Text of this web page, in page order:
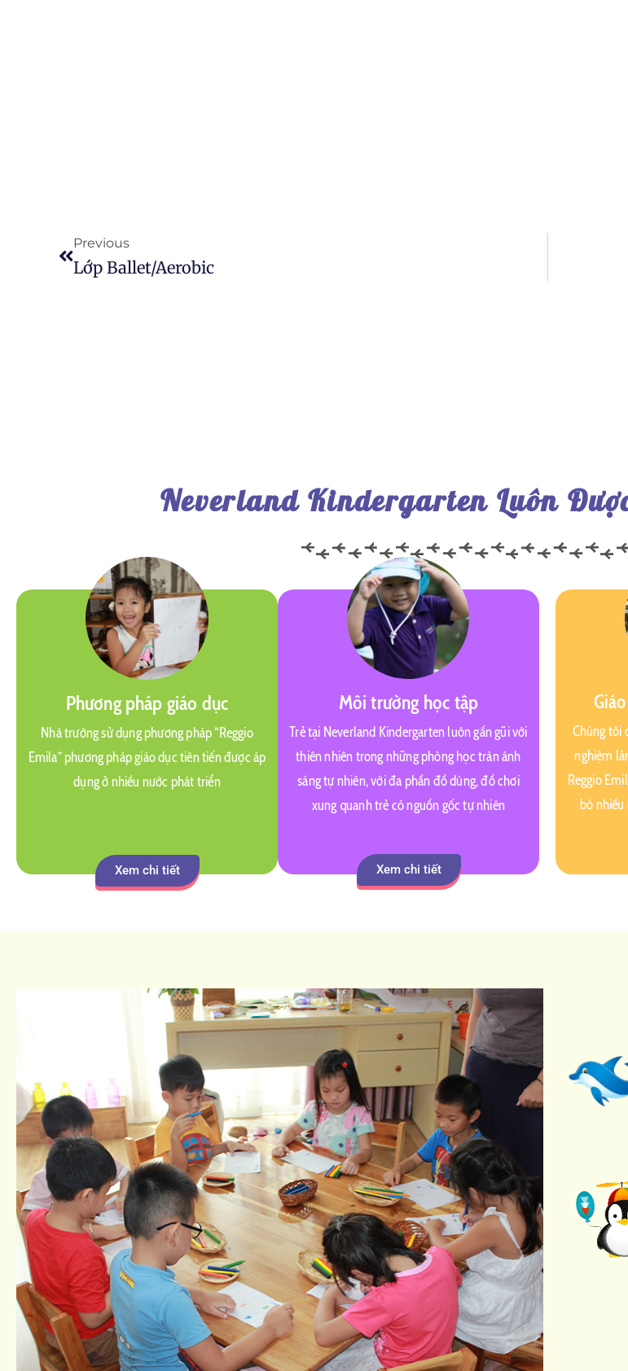
Previous
Lớp Ballet/Aerobic
Neverland Kindergarten Luôn
Phương pháp giáo dục
Nhà trường sử dụng phương pháp “Reggio
Emila” phương pháp giáo dục tiên tiến được áp
dụng ở nhiều nước phát triển
Xem chi tiết
Môi trường học tập
Trẻ tại Neverland Kindergarten luôn gần gũi với
thiên nhiên trong những phòng học tràn ánh
sáng tự nhiên, với đa phần đồ dùng, đồ chơi
xung quanh trẻ có nguồn gốc tự nhiên
Xem chi tiết
Chúng tôi
nghiệm
Reggio
bó nhiều